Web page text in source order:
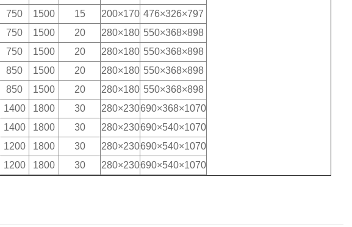
750 1500 15 200×170 476×326×797
750 1500 20 280×180 550×368×898
750 1500 20 280×180 550×368×898
850 1500 20 280×180 550×368×898
850 1500 20 280×180 550×368×898
1400 1800 30 280×230690×368×1070
1400 1800 30 280×230690×540×1070
1200 1800 30 280×230690×540×1070
1200 1800 30 280×230690×540×1070